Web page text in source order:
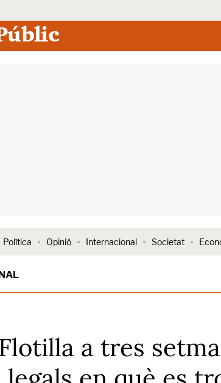
Política Opinió Internacional Societat
a tres